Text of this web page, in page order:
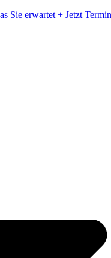
Sie erwartet + Jetzt Termin